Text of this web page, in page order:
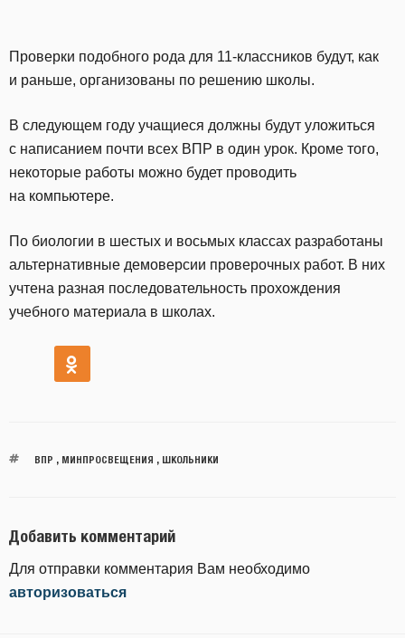
Проверки подобного рода для 11-классников будут, как
и раньше, организованы по решению школы.
В следующем году учащиеся должны будут уложиться
с написанием почти всех ВПР в один урок. Кроме того,
некоторые работы можно будет проводить
на компьютере.
По биологии в шестых и восьмых классах разработаны
альтернативные демоверсии проверочных работ. В них
учтена разная последовательность прохождения
учебного материала в школах.
ВПР МИНПРОСВЕЩЕНИЯ ШКОЛЬНИКИ
Добавить комментарий
Для отправки комментария Вам необходимо
авторизоваться